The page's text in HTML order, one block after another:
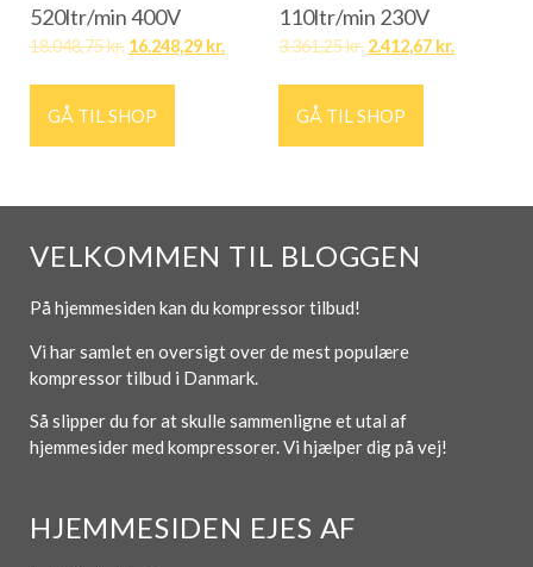
520ltr/min 400V
18.048,75kr. 16.248,29 kr.
GÅ TIL SHOP
110ltr/min 230V
3.361,25kr. 2.412,67 kr.
GÅ TIL SHOP
VELKOMMEN TIL BLOGGEN
På hjemmesiden kan du kompressor tilbud!
Vi har samlet en oversigt over de mest populære
kompressor tilbud i Danmark.
Så slipper du for at skulle sammenligne et utal af
hjemmesider med kompressorer. Vi hjælper dig på vej!
HJEMMESIDEN EJES AF